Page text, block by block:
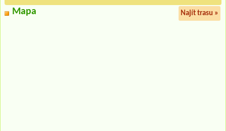
Mapa Najít trasu »